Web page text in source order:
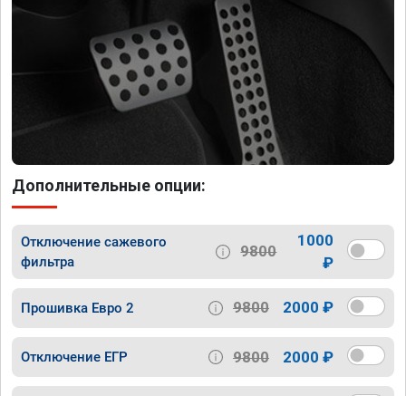
Дополнительные опции:
Отключение сажевого
фильтра
9800
1000
₽
Прошивка Евро 2 9800 2000 ₽
Отключение ЕГР 9800 2000 ₽